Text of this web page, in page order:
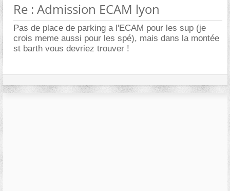
Re : Admission ECAM lyon
Pas de place de parking a l'ECAM pour les sup (je
crois meme aussi pour les spé), mais dans la montée
st barth vous devriez trouver !